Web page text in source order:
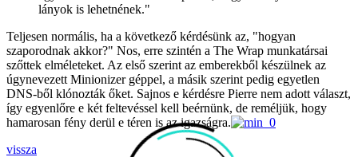
lányok is lehetnének."
Teljesen normális, ha a következő kérdésünk az, "hogyan
szaporodnak akkor?" Nos, erre szintén a The Wrap munkatársai
szőttek elméleteket. Az első szerint az emberekből készülnek az
úgynevezett Minionizer géppel, a másik szerint pedig egyetlen
DNS-ből klónozták őket. Sajnos e kérdésre Pierre nem adott választ,
így egyenlőre e két feltevéssel kell beérnünk, de reméljük, hogy
hamarosan fény derül e téren is az igazságra.
vissza